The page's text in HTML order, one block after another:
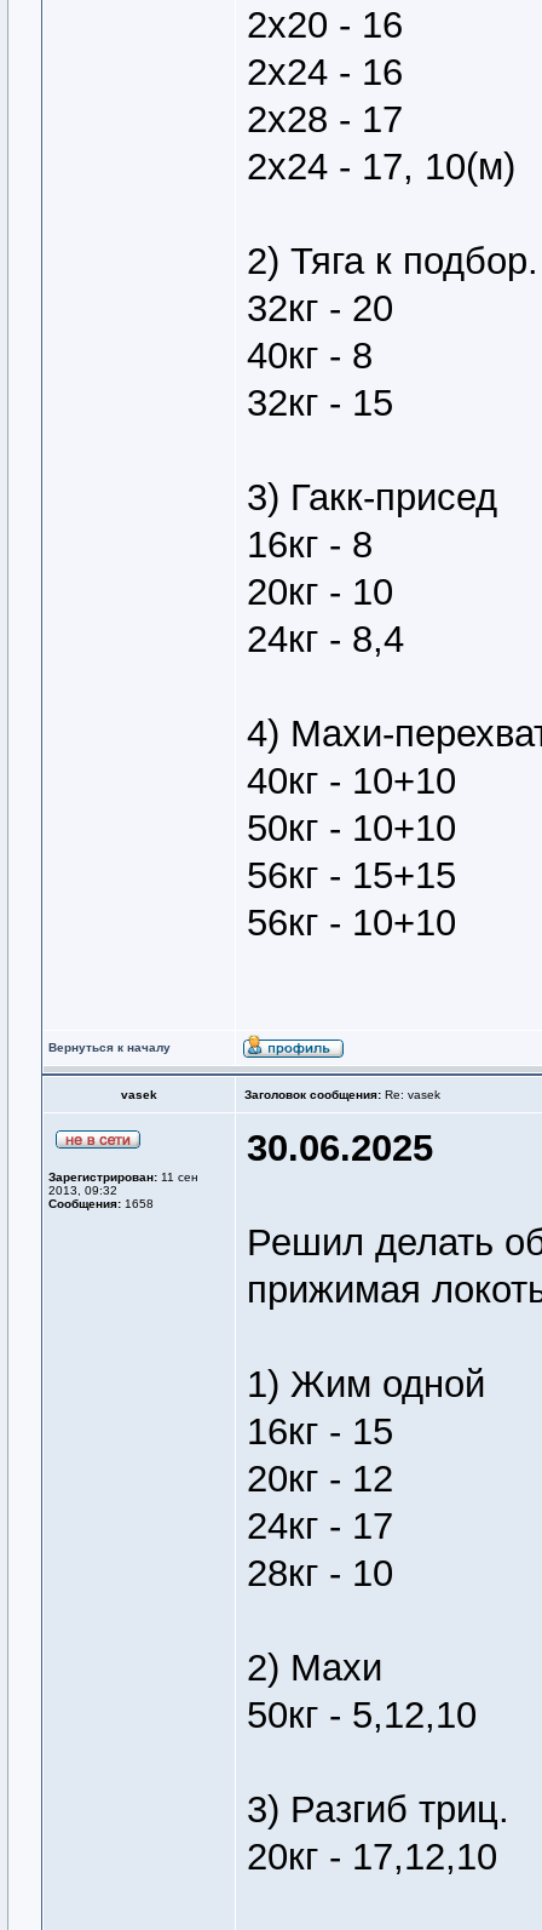
2х20 - 16
2х24 - 16
2х28 - 17
2х24 - 17, 10(м)
2) Тяга к подбор.
32кг - 20
40кг - 8
32кг - 15
3) Гакк-присед
16кг - 8
20кг - 10
24кг - 8,4
4) Махи-
40кг - 10+10
50кг - 10+10
56кг - 15+15
56кг - 10+10
Вернуться к началу
vasek Заголовок сообщения: Re: vasek
Зарегистрирован: 11 сен
2013, 09:32
Сообщения: 1658
30.06.2025
Решил делать
прижимая
1) Жим одной
16кг - 15
20кг - 12
24кг - 17
28кг - 10
2) Махи
50кг - 5,12,10
3) Разгиб триц.
20кг - 17,12,10